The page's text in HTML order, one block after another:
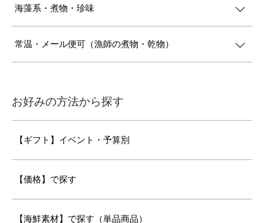
海藻系・煮物・珍味
常温・メール便可（漁師の煮物・乾物）
お好みの方法から探す
【ギフト】イベント・予算別
【価格】で探す
【海鮮素材】で探す（単品商品）